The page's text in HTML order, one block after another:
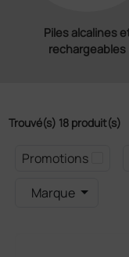
Piles alcalines
rechargeables
Trouvé(s) 18 produit(s)
Promotions
Marque